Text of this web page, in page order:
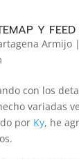
Y FEED
Armijo|
con los
variadas
por Ky, he